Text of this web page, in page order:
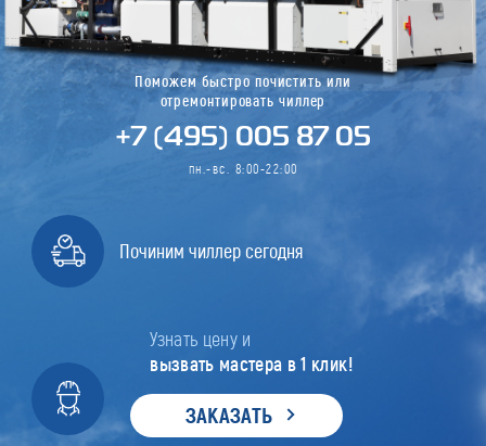
Поможем быстро почистить или
отремонтировать чиллер
+7 (495) 005 87 05
пн.-вс. 8:00-22:00
Починим чиллер сегодня
Узнать цену и
вызвать мастера в 1 клик!
ЗАКАЗАТЬ